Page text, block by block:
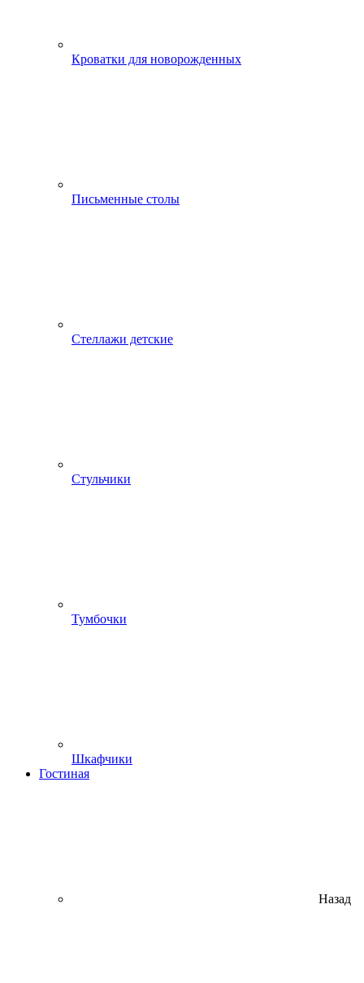
Кроватки для новорожденных
Письменные столы
Стеллажи детские
Стульчики
Тумбочки
Шкафчики
Гостиная
Назад